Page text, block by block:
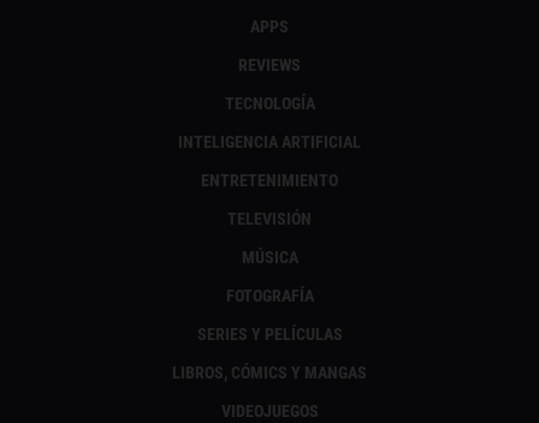
APPS
REVIEWS
TECNOLOGÍA
INTELIGENCIA ARTIFICIAL
ENTRETENIMIENTO
TELEVISIÓN
MÚSICA
FOTOGRAFÍA
SERIES Y PELÍCULAS
LIBROS, CÓMICS Y MANGAS
VIDEOJUEGOS